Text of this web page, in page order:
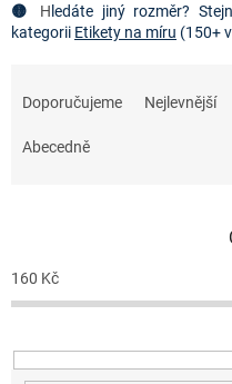
🟡 H ledáte jiný rozměr?
kategorii Etikety na míru (150+
o
d
k
t
Doporučujeme Nejlevnější
Abecedně
160 Kč